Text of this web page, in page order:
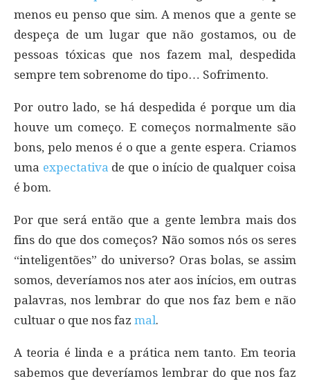
menos eu penso que sim. A menos que a gente se
despeça de um lugar que não gostamos, ou de
pessoas tóxicas que nos fazem mal, despedida
sempre tem sobrenome do tipo… Sofrimento.
Por outro lado, se há despedida é porque um dia
houve um começo. E começos normalmente são
bons, pelo menos é o que a gente espera. Criamos
uma expectativa de que o início de qualquer coisa
é bom.
Por que será então que a gente lembra mais dos
fins do que dos começos? Não somos nós os seres
“inteligentões” do universo? Oras bolas, se assim
somos, deveríamos nos ater aos inícios, em outras
palavras, nos lembrar do que nos faz bem e não
cultuar o que nos faz mal.
A teoria é linda e a prática nem tanto. Em teoria
sabemos que deveríamos lembrar do que nos faz